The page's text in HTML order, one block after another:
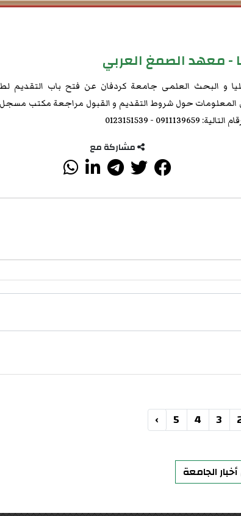
- معهد الصمغ العربي
و البحث العلمى جامعة كردفان عن فتح باب التقديم
حول شروط التقديم و القبول مراجعة مكتب مسجل
- 0123151539
مشاركة مع
3
4
5
›
الجامعة